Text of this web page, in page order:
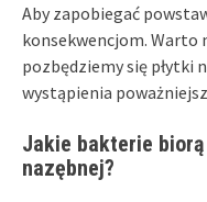
Aby zapobiegać
konsekwencjom. Warto
pozbędziemy się płytki
wystąpienia
Jakie bakterie
nazębnej?